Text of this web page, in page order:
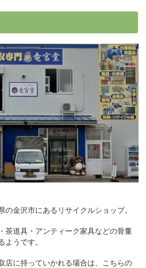
の金沢市にあるリサイクルショップ。
茶道具・アンティーク家具などの骨董
ようです。
店に持っていかれる場合は、こちらの